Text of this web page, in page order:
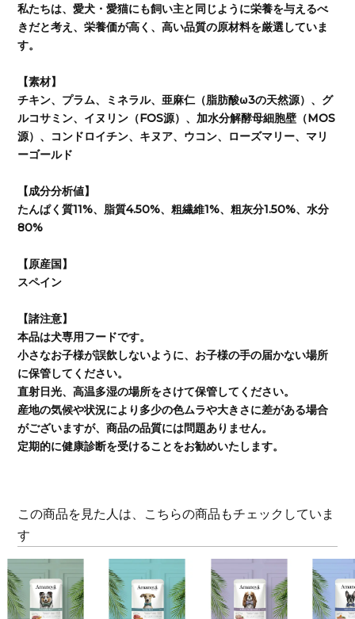
私たちは、愛犬・愛猫にも飼い主と同じように栄養を与えるべ
きだと考え、栄養価が高く、高い品質の原材料を厳選していま
す。
【素材】
チキン、プラム、ミネラル、亜麻仁（脂肪酸ω3の天然源）、グ
ルコサミン、イヌリン（FOS源）、加水分解酵母細胞壁（MOS
源）、コンドロイチン、キヌア、ウコン、ローズマリー、マリ
ーゴールド
【成分分析値】
たんぱく質11%、脂質4.50%、粗繊維1%、粗灰分1.50%、水分
80%
【原産国】
スペイン
【諸注意】
本品は犬専用フードです。
小さなお子様が誤飲しないように、お子様の手の届かない場所
に保管してください。
直射日光、高温多湿の場所をさけて保管してください。
産地の気候や状況により多少の色ムラや大きさに差がある場合
がございますが、商品の品質には問題ありません。
定期的に健康診断を受けることをお勧めいたします。
この商品を見た人は、こちらの商品もチェックしていま
す